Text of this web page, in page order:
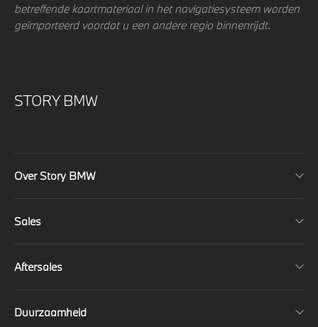
betreffende kaartmateriaal in het navigatiesysteem worden
geïmporteerd voordat u een andere regio binnenrijdt.
STORY BMW
Over Story BMW
Sales
Aftersales
Duurzaamheid